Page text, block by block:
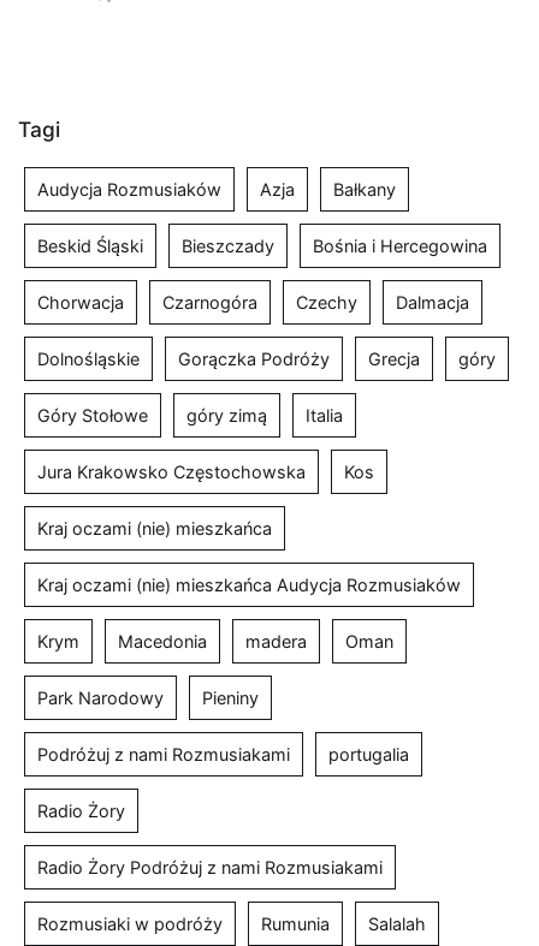
Tagi
Audycja Rozmusiaków Azja Bałkany
Beskid Śląski Bieszczady Bośnia i Hercegowina
Chorwacja Czarnogóra Czechy Dalmacja
Dolnośląskie Gorączka Podróży Grecja góry
Góry Stołowe góry zimą Italia
Jura Krakowsko Częstochowska Kos
Kraj oczami (nie) mieszkańca
Kraj oczami (nie) mieszkańca Audycja Rozmusiaków
Krym Macedonia madera Oman
Park Narodowy Pieniny
Podróżuj z nami Rozmusiakami portugalia
Radio Żory
Radio Żory Podróżuj z nami Rozmusiakami
Rozmusiaki w podróży Rumunia Salalah